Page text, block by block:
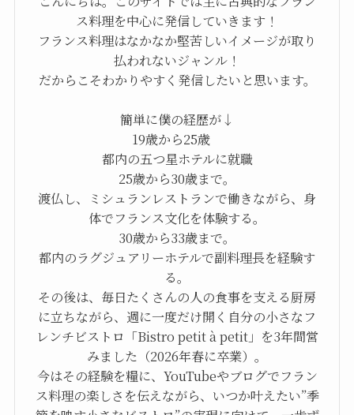
ス料理を中心に発信していきます！
フランス料理はなかなか堅苦しいイメージが取り
払われないジャンル！
だからこそわかりやすく発信したいと思います。
簡単に僕の経歴が↓
19歳から25歳
都内の五つ星ホテルに就職
25歳から30歳まで。
渡仏し、ミシュランレストランで働きながら、身
体でフランス文化を体験する。
30歳から33歳まで。
都内のラグジュアリーホテルで副料理長を経験す
る。
その後は、毎日たくさんの人の食事を支える厨房
に立ちながら、週に一度だけ開く自分の小さなフ
レンチビストロ「Bistro petit à petit」を3年間営
みました（2026年春に卒業）。
今はその経験を糧に、YouTubeやブログでフラン
ス料理の楽しさを伝えながら、いつか叶えたい”季